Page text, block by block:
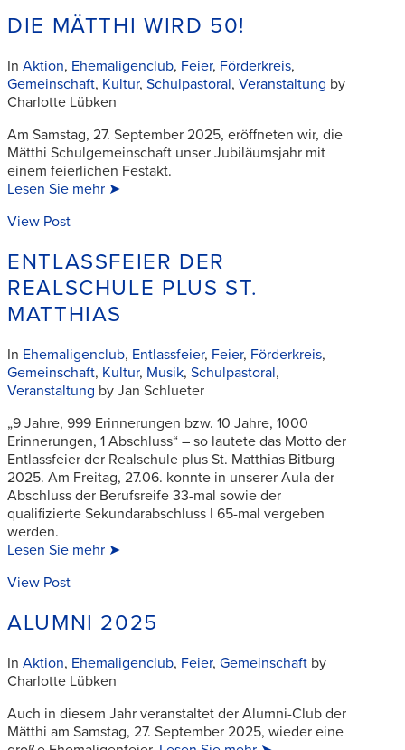
DIE MÄTTHI WIRD 50!
In Aktion, Ehemaligenclub, Feier, Förderkreis,
Gemeinschaft, Kultur, Schulpastoral, Veranstaltung by
Charlotte Lübken
Am Samstag, 27. September 2025, eröffneten wir, die
Mätthi Schulgemeinschaft unser Jubiläumsjahr mit
einem feierlichen Festakt.
Lesen Sie mehr ➤
View Post
ENTLASSFEIER DER
REALSCHULE PLUS ST.
MATTHIAS
In Ehemaligenclub, Entlassfeier, Feier, Förderkreis,
Gemeinschaft, Kultur, Musik, Schulpastoral,
Veranstaltung by Jan Schlueter
„9 Jahre, 999 Erinnerungen bzw. 10 Jahre, 1000
Erinnerungen, 1 Abschluss“ – so lautete das Motto der
Entlassfeier der Realschule plus St. Matthias Bitburg
2025. Am Freitag, 27.06. konnte in unserer Aula der
Abschluss der Berufsreife 33-mal sowie der
qualifizierte Sekundarabschluss I 65-mal vergeben
werden.
Lesen Sie mehr ➤
View Post
ALUMNI 2025
In Aktion, Ehemaligenclub, Feier, Gemeinschaft by
Charlotte Lübken
Auch in diesem Jahr veranstaltet der Alumni-Club der
Mätthi am Samstag, 27. September 2025, wieder eine